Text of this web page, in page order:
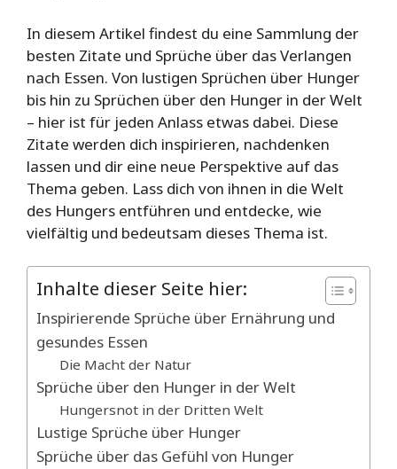
In diesem Artikel findest du eine Sammlung der
besten Zitate und Sprüche über das Verlangen
nach Essen. Von lustigen Sprüchen über Hunger
bis hin zu Sprüchen über den Hunger in der Welt
– hier ist für jeden Anlass etwas dabei. Diese
Zitate werden dich inspirieren, nachdenken
lassen und dir eine neue Perspektive auf das
Thema geben. Lass dich von ihnen in die Welt
des Hungers entführen und entdecke, wie
vielfältig und bedeutsam dieses Thema ist.
Inhalte dieser Seite hier:
Inspirierende Sprüche über Ernährung und
gesundes Essen
Die Macht der Natur
Sprüche über den Hunger in der Welt
Hungersnot in der Dritten Welt
Lustige Sprüche über Hunger
Sprüche über das Gefühl von Hunger